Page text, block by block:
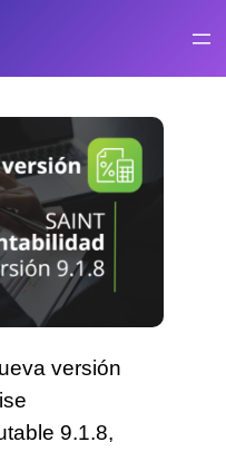
versión
9.1.8,